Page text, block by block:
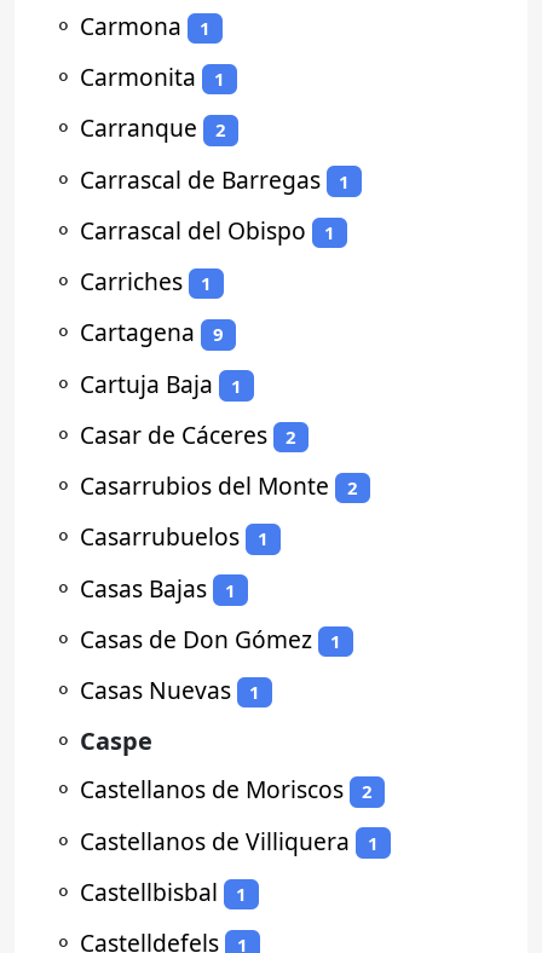
⚬ Carmona 1
⚬ Carmonita 1
⚬ Carranque 2
⚬ Carrascal de Barregas 1
⚬ Carrascal del Obispo 1
⚬ Carriches 1
⚬ Cartagena 9
⚬ Cartuja Baja 1
⚬ Casar de Cáceres 2
⚬ Casarrubios del Monte 2
⚬ Casarrubuelos 1
⚬ Casas Bajas 1
⚬ Casas de Don Gómez 1
⚬ Casas Nuevas 1
⚬ Caspe
⚬ Castellanos de Moriscos 2
⚬ Castellanos de Villiquera 1
⚬ Castellbisbal 1
⚬ Castelldefels 1